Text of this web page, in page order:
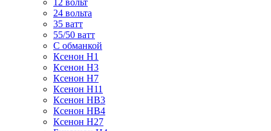
12 вольт
24 вольта
35 ватт
55/50 ватт
С обманкой
Ксенон H1
Ксенон H3
Ксенон H7
Ксенон H11
Ксенон HB3
Ксенон HB4
Ксенон H27